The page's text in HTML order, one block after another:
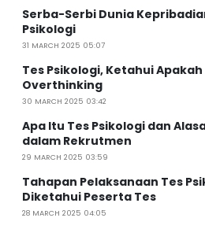
Serba-Serbi Dunia
Psikologi
31 MARCH 2025 05:07
Tes Psikologi, Ketahui
Overthinking
30 MARCH 2025 03:42
Apa Itu Tes Psikologi dan
dalam Rekrutmen
29 MARCH 2025 03:59
Tahapan Pelaksanaan Tes
Diketahui Peserta Tes
28 MARCH 2025 04:05